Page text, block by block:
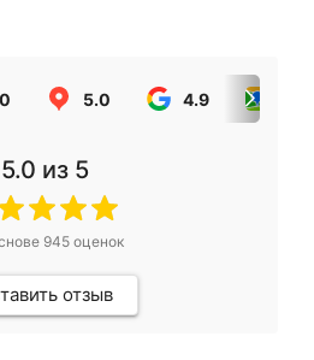
5.0 4.9
5.0 из 5
945оценок
отзыв